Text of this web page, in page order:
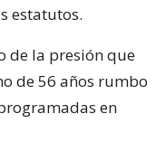
estatutos.
de la presión que
de 56 años rumbo
en